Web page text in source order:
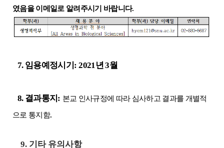
였음을 이메일로 알려주시기 바랍니다.
7. 임용예정시기 : 2021년3월
8. 결과통지 : 본교 인사규정에 따라 심사하고 결과를 개별적
으로 통지함.
9. 기타 유의사항